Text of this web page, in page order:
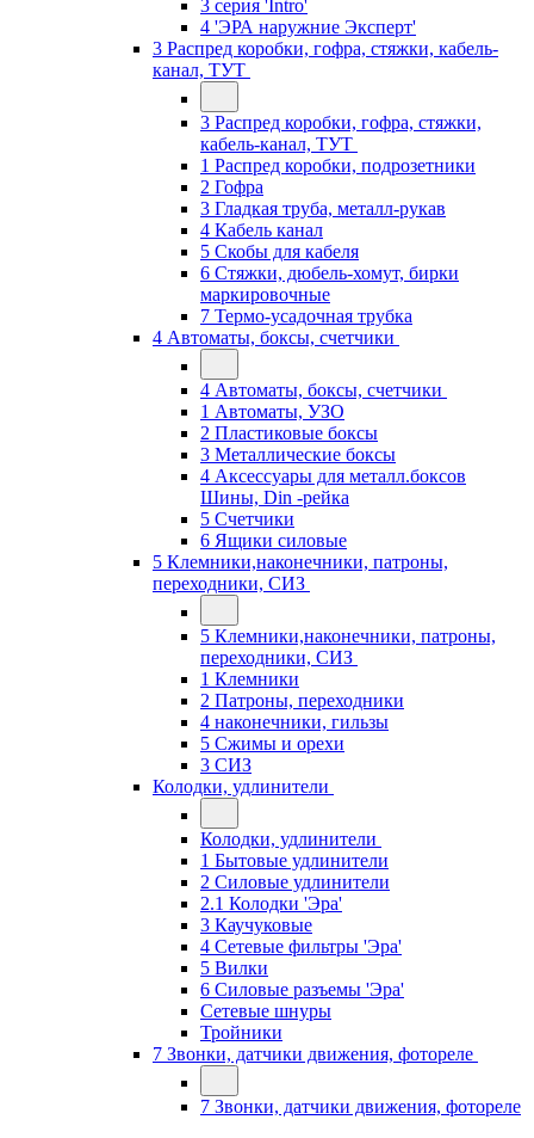
3 серия 'Intro'
4 'ЭРА наружние Эксперт'
3 Распред коробки, гофра, стяжки, кабель-
канал, ТУТ
3 Распред коробки, гофра, стяжки,
кабель-канал, ТУТ
1 Распред коробки, подрозетники
2 Гофра
3 Гладкая труба, металл-рукав
4 Кабель канал
5 Скобы для кабеля
6 Стяжки, дюбель-хомут, бирки
маркировочные
7 Термо-усадочная трубка
4 Автоматы, боксы, счетчики
4 Автоматы, боксы, счетчики
1 Автоматы, УЗО
2 Пластиковые боксы
3 Металлические боксы
4 Аксессуары для металл.боксов
Шины, Din -рейка
5 Счетчики
6 Ящики силовые
5 Клемники,наконечники, патроны,
переходники, СИЗ
5 Клемники,наконечники, патроны,
переходники, СИЗ
1 Клемники
2 Патроны, переходники
4 наконечники, гильзы
5 Сжимы и орехи
3 СИЗ
Колодки, удлинители
Колодки, удлинители
1 Бытовые удлинители
2 Силовые удлинители
2.1 Колодки 'Эра'
3 Каучуковые
4 Сетевые фильтры 'Эра'
5 Вилки
6 Силовые разъемы 'Эра'
Сетевые шнуры
Тройники
7 Звонки, датчики движения, фотореле
7 Звонки, датчики движения, фотореле